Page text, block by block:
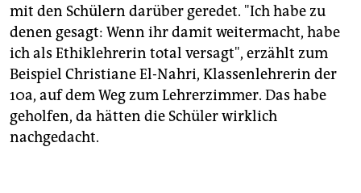
mit den Schülern darüber geredet. "Ich habe zu
denen gesagt: Wenn ihr damit weitermacht, habe
ich als Ethiklehrerin total versagt", erzählt zum
Beispiel Christiane El-Nahri, Klassenlehrerin der
10a, auf dem Weg zum Lehrerzimmer. Das habe
geholfen, da hätten die Schüler wirklich
nachgedacht.